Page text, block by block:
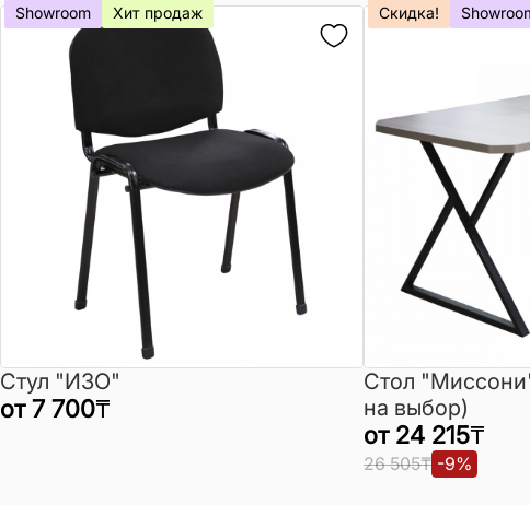
Showroom Хит продаж
Стул "ИЗО"
от 7 700₸
Скидка!
Стол
на выбор)
от 24 215₸
26 505₸ -9%